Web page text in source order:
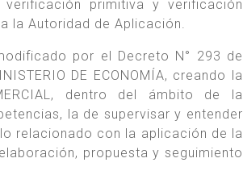
primitiva y verificación
la Autoridad de Aplicación.
por el Decreto N° 293 de
DE ECONOMÍA, creando la
dentro del ámbito de la
la de supervisar y entender
relacionado con la aplicación de la
propuesta y seguimiento